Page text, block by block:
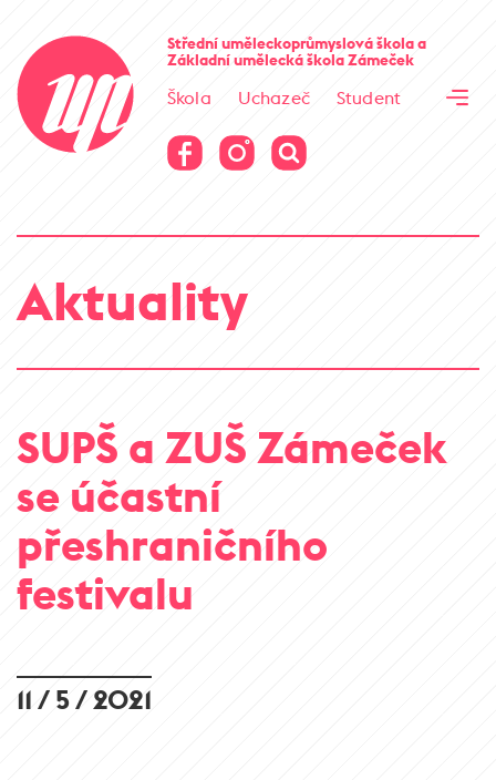
Střední uměleckoprůmyslová školaa
Základní umělecká školaZámeček
Škola Uchazeč
Student
Virtuální prohlídka
Virtuální prohlídka
Aktuality
SUPŠ a ZUŠ Zámeček
se účastní
přeshraničního
festivalu
11 / 5 / 2021